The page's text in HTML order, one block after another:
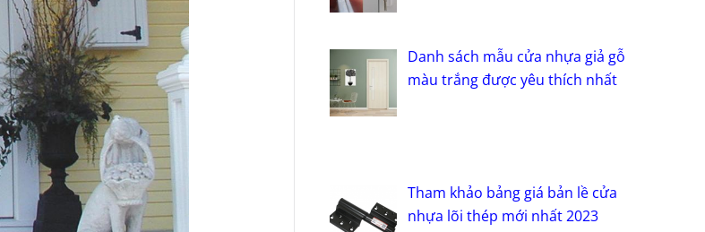
Danh sách mẫu cửa nhựa giả gỗ
màu trắng được yêu thích nhất
Tham khảo bảng giá bản lề cửa
nhựa lõi thép mới nhất 2023